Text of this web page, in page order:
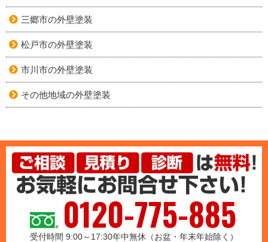
三郷市の外壁塗装
松戸市の外壁塗装
市川市の外壁塗装
その他地域の外壁塗装
0120-775-885
受付時間 9:00～17:30年中無休（お盆・年末年始除く）